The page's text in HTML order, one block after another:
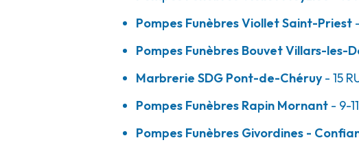
Pompes Funèbres Bouvet - Villars-les-
219 Rue De Bresse -01330 Villars-les-Dombes
Consulter l'agence 04 74 98 01 00
Pompes Funèbres Viollet Saint-Priest
Pompes Funèbres Bouvet Villars-les-
Marbrerie SDG Pont-de-Chéruy- 15
Pompes Funèbres Rapin Mornant - 9-
Pompes Funèbres Givordines -